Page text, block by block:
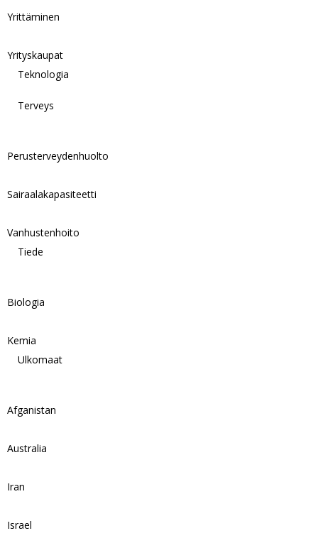
Yrittäminen
Yrityskaupat
Teknologia
Terveys
Perusterveydenhuolto
Sairaalakapasiteetti
Vanhustenhoito
Tiede
Biologia
Kemia
Ulkomaat
Afganistan
Australia
Iran
Israel